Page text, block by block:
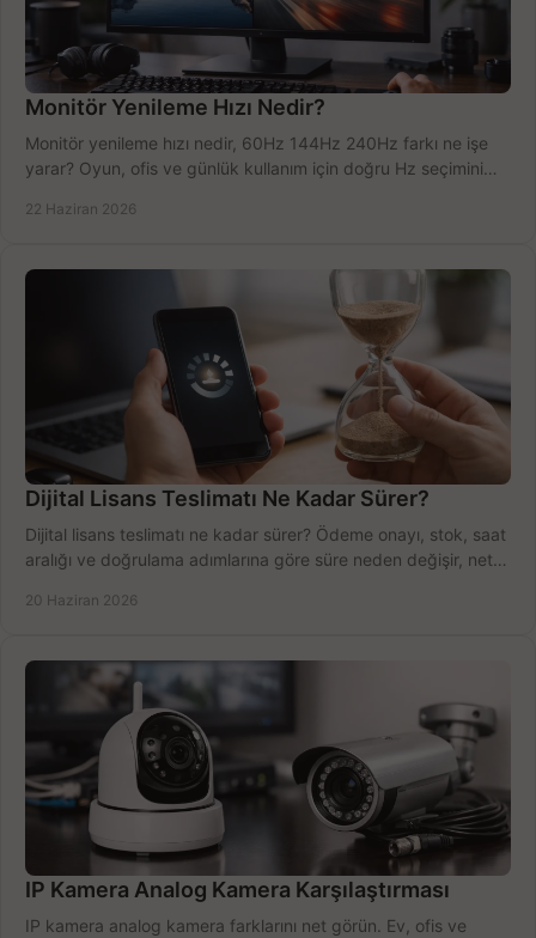
Monitör Yenileme Hızı Nedir?
Monitör yenileme hızı nedir, 60Hz 144Hz 240Hz farkı ne işe
yarar? Oyun, ofis ve günlük kullanım için doğru Hz seçimini
22 Haziran 2026
Dijital Lisans Teslimatı Ne Kadar Sürer?
Dijital lisans teslimatı ne kadar sürer? Ödeme onayı, stok, saat
aralığı ve doğrulama adımlarına göre süre neden değişir, net
20 Haziran 2026
IP Kamera Analog Kamera Karşılaştırması
IP kamera analog kamera farklarını net görün. Ev, ofis ve